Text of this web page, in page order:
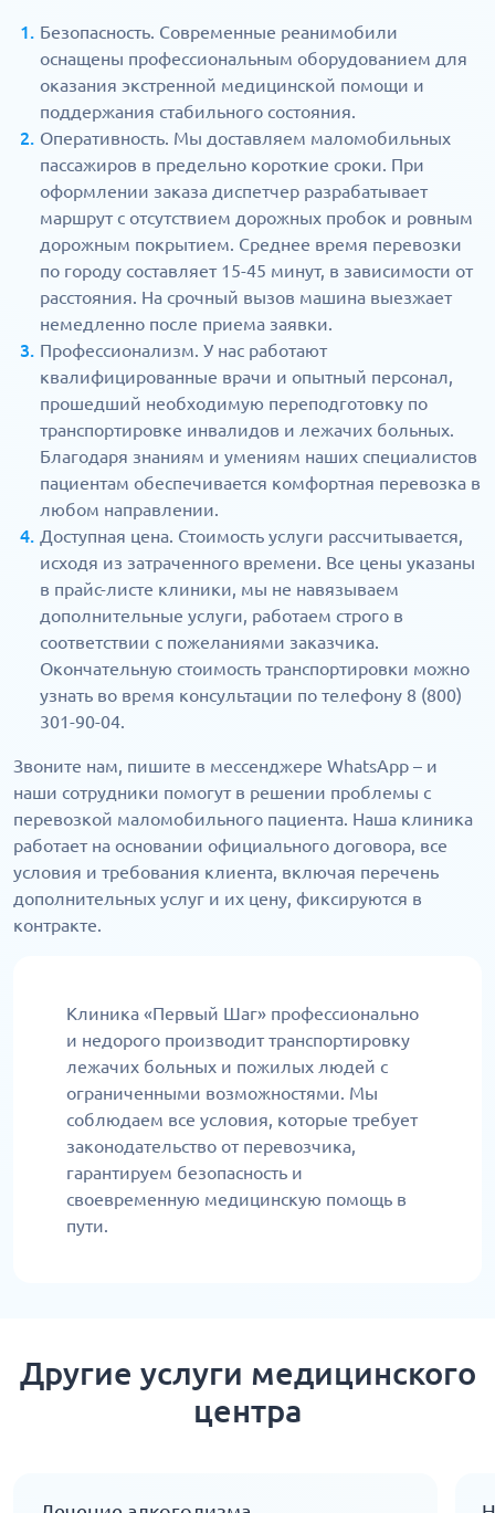
Безопасность. Современные реанимобили
оснащены профессиональным оборудованием для
оказания экстренной медицинской помощи и
поддержания стабильного состояния.
Оперативность. Мы доставляем маломобильных
пассажиров в предельно короткие сроки. При
оформлении заказа диспетчер разрабатывает
маршрут с отсутствием дорожных пробок и ровным
дорожным покрытием. Среднее время перевозки
по городу составляет 15-45 минут, в зависимости от
расстояния. На срочный вызов машина выезжает
немедленно после приема заявки.
Профессионализм. У нас работают
квалифицированные врачи и опытный персонал,
прошедший необходимую переподготовку по
транспортировке инвалидов и лежачих больных.
Благодаря знаниям и умениям наших специалистов
пациентам обеспечивается комфортная перевозка в
любом направлении.
Доступная цена. Стоимость услуги рассчитывается,
исходя из затраченного времени. Все цены указаны
в прайс-листе клиники, мы не навязываем
дополнительные услуги, работаем строго в
соответствии с пожеланиями заказчика.
Окончательную стоимость транспортировки можно
узнать во время консультации по телефону 8 (800)
301-90-04.
Звоните нам, пишите в мессенджере WhatsApp – и
наши сотрудники помогут в решении проблемы с
перевозкой маломобильного пациента. Наша клиника
работает на основании официального договора, все
условия и требования клиента, включая перечень
дополнительных услуг и их цену, фиксируются в
контракте.
Клиника «Первый Шаг» профессионально
и недорого производит транспортировку
лежачих больных и пожилых людей с
ограниченными возможностями. Мы
соблюдаем все условия, которые требует
законодательство от перевозчика,
гарантируем безопасность и
своевременную медицинскую помощь в
пути.
Другие услуги медицинского
центра